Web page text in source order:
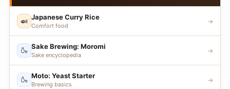
🍛 Japanese Curry Rice
Comfort food
→
🍶 Sake Brewing: Moromi
Sake encyclopedia
→
🍶 Moto: Yeast Starter
Brewing basics
→